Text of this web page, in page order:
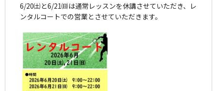
6/20㈯と6/21㈰は通常レッスンを休講させていただき、レ
ンタルコートでの営業とさせていただきます。